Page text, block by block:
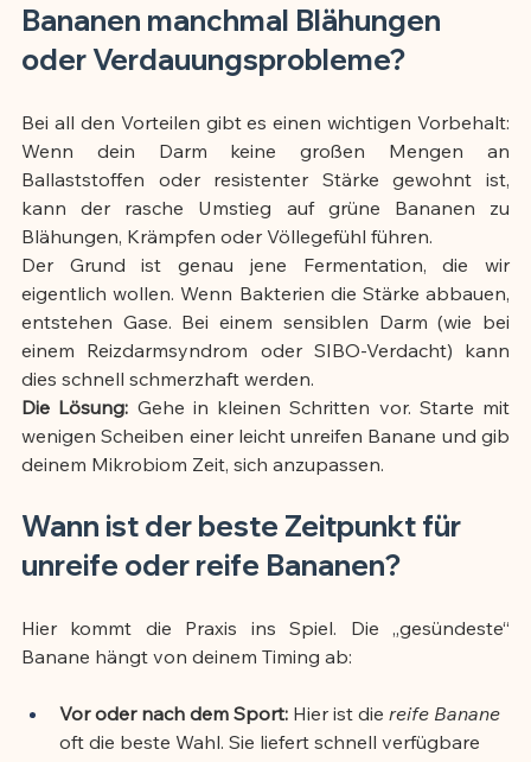
Bananen manchmal Blähungen
oder Verdauungsprobleme?
Bei all den Vorteilen gibt es einen wichtigen Vorbehalt:
Wenn dein Darm keine großen Mengen an
Ballaststoffen oder resistenter Stärke gewohnt ist,
kann der rasche Umstieg auf grüne Bananen zu
Blähungen, Krämpfen oder Völlegefühl führen.
Der Grund ist genau jene Fermentation, die wir
eigentlich wollen. Wenn Bakterien die Stärke abbauen,
entstehen Gase. Bei einem sensiblen Darm (wie bei
einem Reizdarmsyndrom oder SIBO-Verdacht) kann
dies schnell schmerzhaft werden.
Die Lösung: Gehe in kleinen Schritten vor. Starte mit
wenigen Scheiben einer leicht unreifen Banane und gib
deinem Mikrobiom Zeit, sich anzupassen.
Wann ist der beste Zeitpunkt für
unreife oder reife Bananen?
Hier kommt die Praxis ins Spiel. Die „gesündeste“
Banane hängt von deinem Timing ab:
Vor oder nach dem Sport: Hier ist die reife Banane
oft die beste Wahl. Sie liefert schnell verfügbare